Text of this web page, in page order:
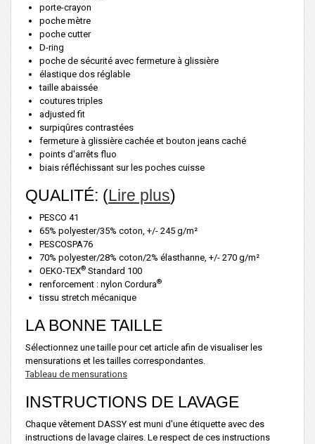
porte-crayon
poche mètre
poche cutter
D-ring
poche de sécurité avec fermeture à glissière
élastique dos réglable
taille abaissée
coutures triples
adjusted fit
surpiqûres contrastées
fermeture à glissière cachée et bouton jeans caché
points d'arrêts fluo
biais réfléchissant sur les poches cuisse
QUALITÉ: (Lire plus)
PESCO 41
65% polyester/35% coton, +/- 245 g/m²
PESCOSPA76
70% polyester/28% coton/2% élasthanne, +/- 270 g/m²
OEKO-TEX® Standard 100
renforcement : nylon Cordura®
tissu stretch mécanique
LA BONNE TAILLE
Sélectionnez une taille pour cet article afin de visualiser les
mensurations et les tailles correspondantes.
Tableau de mensurations
INSTRUCTIONS DE LAVAGE
Chaque vêtement DASSY est muni d'une étiquette avec des
instructions de lavage claires. Le respect de ces instructions